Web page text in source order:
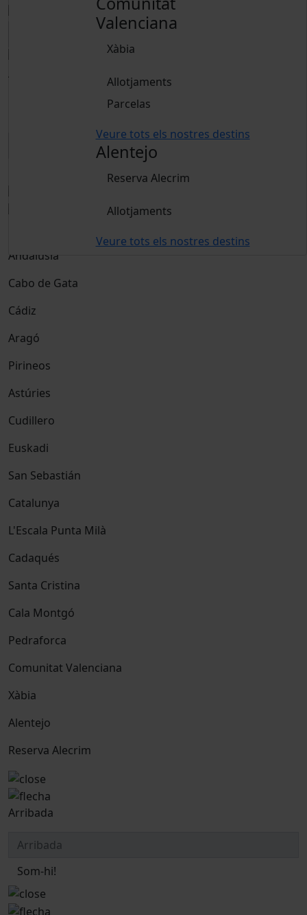
Valenciana
Xàbia
Allotjaments
Parcelas
Veure tots els nostres destins
Alentejo
Reserva Alecrim
Allotjaments
Veure tots els nostres destins
Adults
Andalusia
Cabo de Gata
Cádiz
Aragó
Pirineos
Astúries
Cudillero
Euskadi
San Sebastián
Catalunya
L'Escala Punta Milà
Cadaqués
Santa Cristina
Cala Montgó
Pedraforca
Comunitat Valenciana
Xàbia
Alentejo
Reserva Alecrim
Arribada
Som-hi!